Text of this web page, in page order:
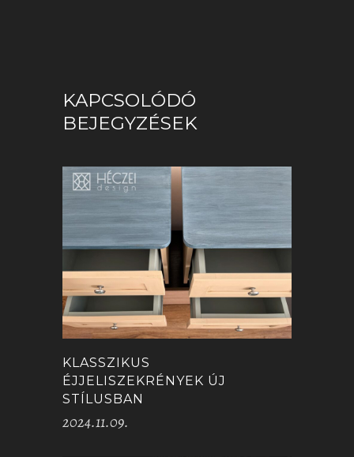
KAPCSOLÓDÓ
BEJEGYZÉSEK
KLASSZIKUS
ÉJJELISZEKRÉNYEK ÚJ
STÍLUSBAN
2024.11.09.